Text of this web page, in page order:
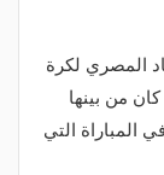
المصري لكرة
كان من بينها
المباراة التي